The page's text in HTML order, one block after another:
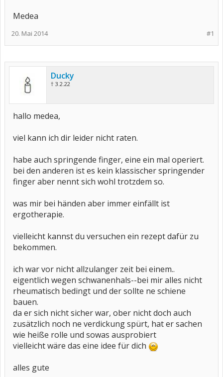
Medea
#1
20. Mai 2014
Ducky
† 3.2.22
hallo medea,
viel kann ich dir leider nicht raten.
habe auch springende finger, eine ein mal operiert.
bei den anderen ist es kein klassischer springender
finger aber nennt sich wohl trotzdem so.
was mir bei händen aber immer einfällt ist
ergotherapie.
vielleicht kannst du versuchen ein rezept dafür zu
bekommen.
ich war vor nicht allzulanger zeit bei einem..
eigentlich wegen schwanenhals--bei mir alles nicht
rheumatisch bedingt und der sollte ne schiene
bauen.
da er sich nicht sicher war, ober nicht doch auch
zusätzlich noch ne verdickung spürt, hat er sachen
wie heiße rolle und sowas ausprobiert
vielleicht wäre das eine idee für dich
alles gute